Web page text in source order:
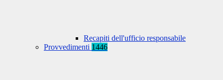
Recapiti dell'ufficio responsabile
Provvedimenti 1446